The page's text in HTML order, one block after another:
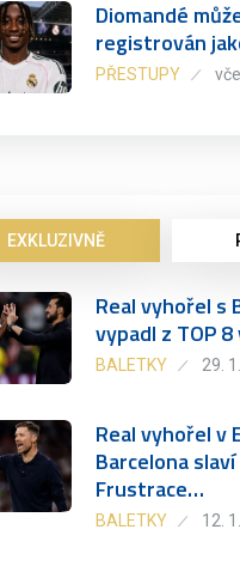
Diomandé
registrován
PŘESTUPY
EXKLUZIVNĚ
Real vyhořel s
vypadl z TOP
BALETKY 29.
Real vyhořel v
Barcelona
Frustrace…
BALETKY 12.